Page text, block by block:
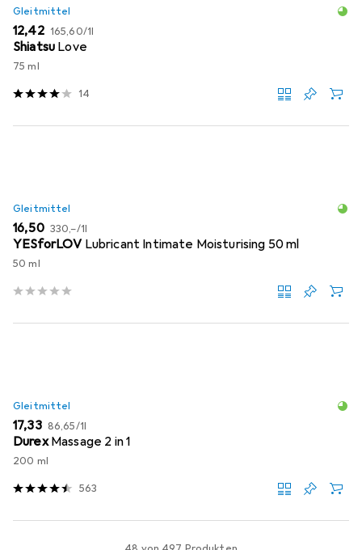
Gleitmittel
EUR
12,42 EUR
165,60/1l
Shiatsu Love
75 ml
14
Gleitmittel
EUR
16,50 EUR
330,–/1l
YESforLOV Lubricant Intimate Moisturising 50 ml
50 ml
Gleitmittel
EUR
17,33 EUR
86,65/1l
Durex Massage 2 in 1
200 ml
563